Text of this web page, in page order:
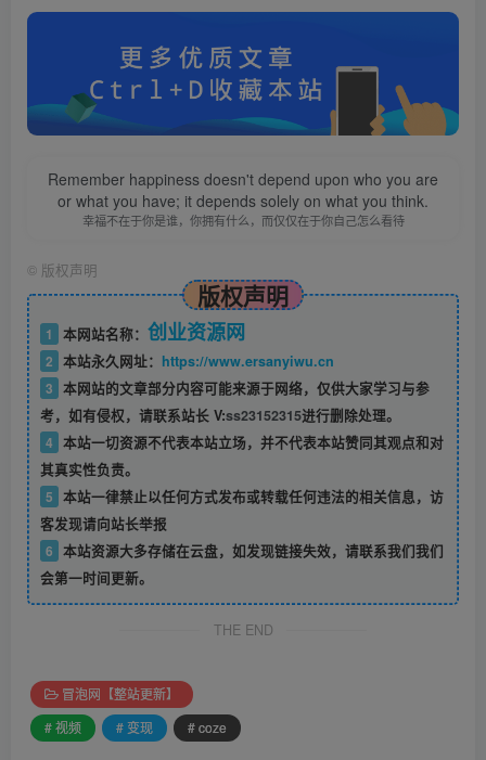
Remember happiness doesn't depend upon who you are
or what you have; it depends solely on what you think.
幸福不在于你是谁，你拥有什么，而仅仅在于你自己怎么看待
© 版权声明
版权声明
1 本网站名称： 创业资源网
2 本站永久网址： https://www.ersanyiwu.cn
3 本网站的文章部分内容可能来源于网络，仅供大家学习与参
考，如有侵权，请联系站长 V:ss23152315进行删除处理。
4 本站一切资源不代表本站立场，并不代表本站赞同其观点和对
其真实性负责。
5 本站一律禁止以任何方式发布或转载任何违法的相关信息，访
客发现请向站长举报
6 本站资源大多存储在云盘，如发现链接失效，请联系我们我们
会第一时间更新。
THE END
冒泡网【整站更新】
# 视频
# 变现 # coze